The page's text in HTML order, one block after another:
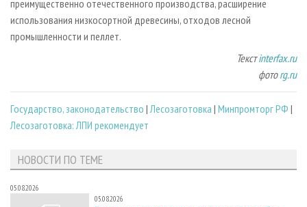
преимущественно отечественного производства, расширение
использования низкосортной древесины, отходов лесной
промышленности и пеллет.
Текстinterfax.ru
фотоrg.ru
Государство, законодательство |Лесозаготовка | Минпромторг РФ |
Лесозаготовка: ЛПИ рекомендует
НОВОСТИ ПО ТЕМЕ
05.08.2026
05.08.2026